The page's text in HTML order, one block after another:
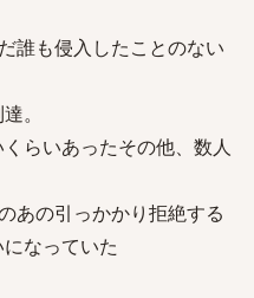
誰も侵入したことのない
。
らいあったその他、数人
あの引っかかり拒絶する
なっていた